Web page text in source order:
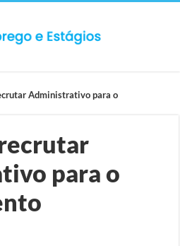
Administrativo para o
para o